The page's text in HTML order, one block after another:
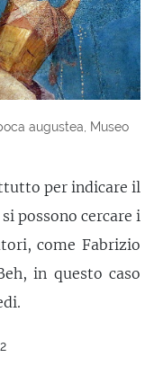
augustea, Museo
per indicare il
possono cercare i
come Fabrizio
in questo caso